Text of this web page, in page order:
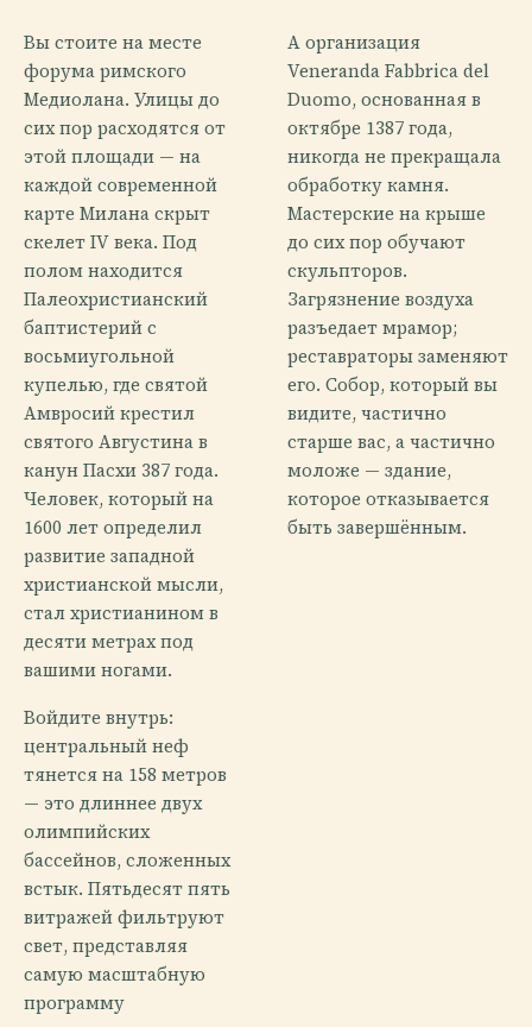
Вы стоите на месте
форума римского
Медиолана. Улицы до
сих пор расходятся от
этой площади — на
каждой современной
карте Милана скрыт
скелет IV века. Под
полом находится
Палеохристианский
баптистерий с
восьмиугольной
купелью, где святой
Амвросий крестил
святого Августина в
канун Пасхи 387 года.
Человек, который на
1600 лет определил
развитие западной
христианской мысли,
стал христианином в
десяти метрах под
вашими ногами.
Войдите внутрь:
центральный неф
тянется на 158 метров
— это длиннее двух
олимпийских
бассейнов, сложенных
встык. Пятьдесят пять
витражей фильтруют
свет, представляя
самую масштабную
программу
А организация
Veneranda Fabbrica del
Duomo, основанная в
октябре 1387 года,
никогда не прекращала
обработку камня.
Мастерские на крыше
до сих пор обучают
скульпторов.
Загрязнение воздуха
разъедает мрамор;
реставраторы заменяют
его. Собор, который вы
видите, частично
старше вас, а частично
моложе — здание,
которое отказывается
быть завершённым.